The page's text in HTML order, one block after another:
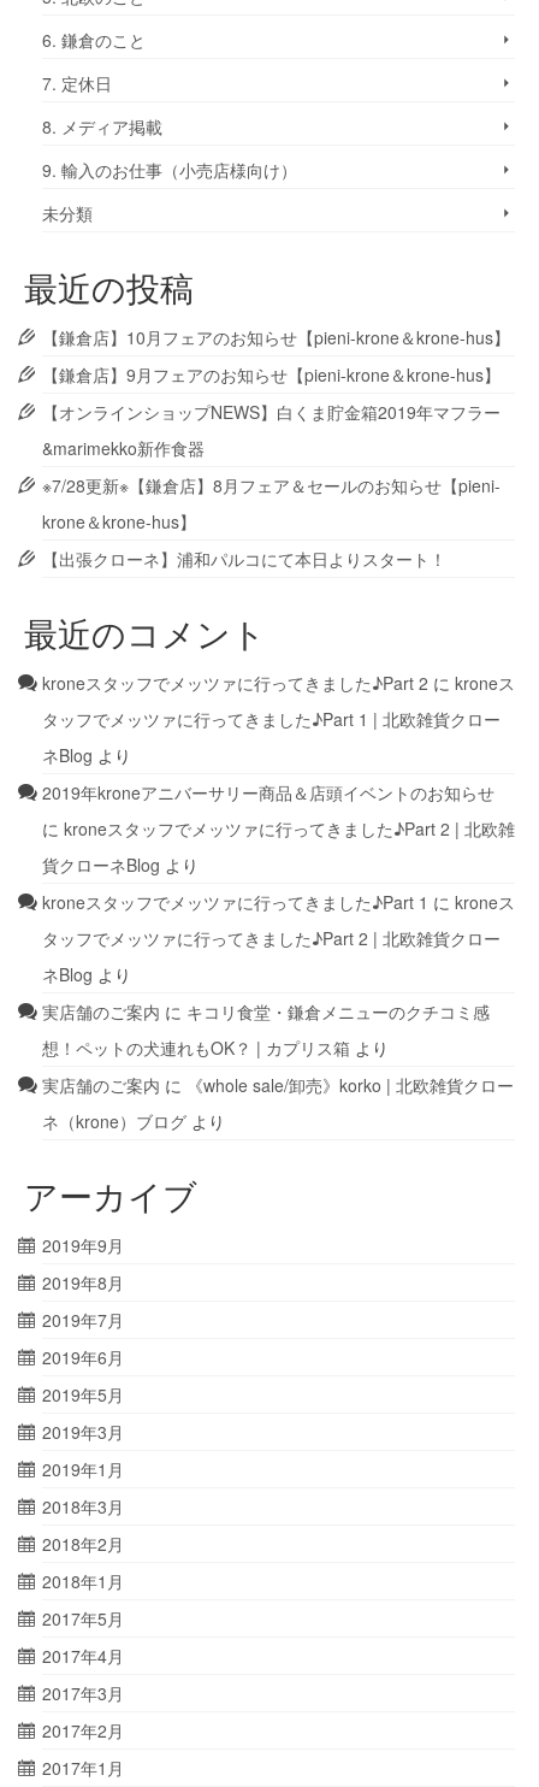
6. 鎌倉のこと
7. 定休日
8. メディア掲載
9. 輸入のお仕事（小売店様向け）
未分類
最近の投稿
【鎌倉店】10月フェアのお知らせ【pieni-krone＆krone-hus】
【鎌倉店】9月フェアのお知らせ【pieni-krone＆krone-hus】
【オンラインショップNEWS】白くま貯金箱2019年マフラー
&marimekko新作食器
※7/28更新※【鎌倉店】8月フェア＆セールのお知らせ【pieni-
krone＆krone-hus】
【出張クローネ】浦和パルコにて本日よりスタート！
最近のコメント
kroneスタッフでメッツァに行ってきました♪Part 2 に kroneス
タッフでメッツァに行ってきました♪Part 1 | 北欧雑貨クロー
ネBlog より
2019年kroneアニバーサリー商品＆店頭イベントのお知らせ
に kroneスタッフでメッツァに行ってきました♪Part 2 | 北欧雑
貨クローネBlog より
kroneスタッフでメッツァに行ってきました♪Part 1 に kroneス
タッフでメッツァに行ってきました♪Part 2 | 北欧雑貨クロー
ネBlog より
実店舗のご案内 に キコリ食堂・鎌倉メニューのクチコミ感
想！ペットの犬連れもOK？ | カプリス箱 より
実店舗のご案内 に
《whole sale/卸売》korko | 北欧雑貨クロー
ネ（krone）ブログ より
アーカイブ
2019年9月
2019年8月
2019年7月
2019年6月
2019年5月
2019年3月
2019年1月
2018年3月
2018年2月
2018年1月
2017年5月
2017年4月
2017年3月
2017年2月
2017年1月